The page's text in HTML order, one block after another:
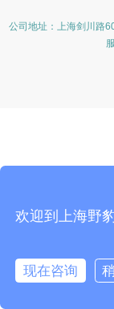
公司地址：上海剑川路
欢迎到上海野
现在咨询